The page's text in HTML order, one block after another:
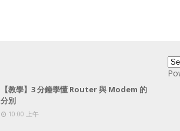
【教學】3 分鐘學懂 Router 與 Modem 的
分別
10:00 上午